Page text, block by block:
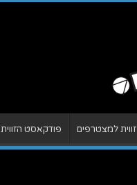
זווית למצטרפים פודקאסט הזווית